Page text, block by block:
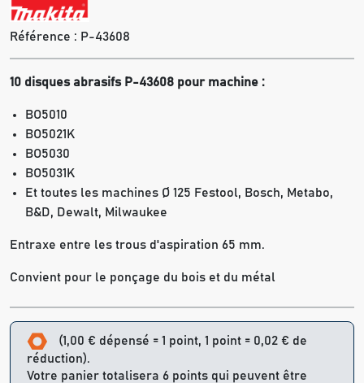
Référence : P-43608
10 disques abrasifs P-43608 pour machine :
BO5010
BO5021K
BO5030
BO5031K
Et toutes les machines Ø 125 Festool, Bosch, Metabo,
B&D, Dewalt, Milwaukee
Entraxe entre les trous d'aspiration 65 mm.
Convient pour le ponçage du bois et du métal
(1,00 € dépensé = 1 point, 1 point = 0,02 € de
réduction).
Votre panier totalisera 6 points qui peuvent être